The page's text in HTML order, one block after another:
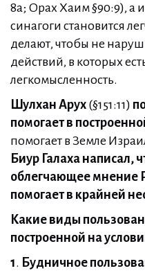
8a; Орах Хаим §90:9), а
синагоги становится
делают, чтобы не
действий, в которых
легкомысленность.
Шулхан Арух (§151:11)
помогает в
помогает в Земле
Биур Галаха написал,
облегчающее мнение
помогает в крайней
Какие виды
построенной на
1. Будничное